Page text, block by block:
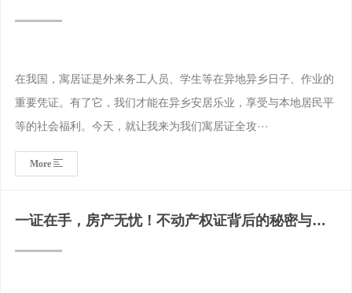
城市生活
在我国，寓居证是外来务工人员、学生等在异地异乡日子、作业的
重要凭证。有了它，我们才能在异乡安居乐业，享受与本地居民平
等的社会福利。今天，就让我来为我们寓居证全攻···
More
一证在手，房产无忧！不动产权证背后的秘密与实
用攻略